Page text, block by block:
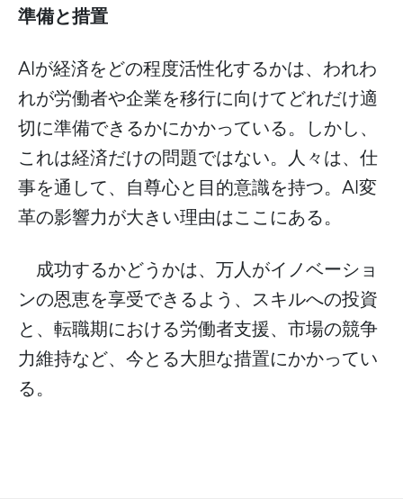
準備と措置
AIが経済をどの程度活性化するかは、われわ
れが労働者や企業を移行に向けてどれだけ適
切に準備できるかにかかっている。しかし、
これは経済だけの問題ではない。人々は、仕
事を通して、自尊心と目的意識を持つ。 AI変
革の影響力が大きい理由はここにある。
成功するかどうかは、万人がイノベーショ
ンの恩恵を享受できるよう、スキルへの投資
と、転職期における労働者支援、市場の競争
力維持など、今とる大胆な措置にかかってい
る。